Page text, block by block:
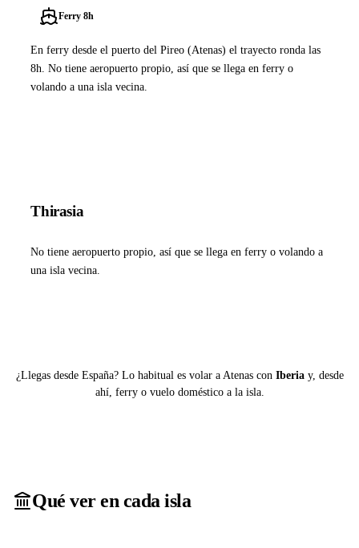
Ferry 8h
En ferry desde el puerto del Pireo (Atenas) el trayecto ronda las
8h. No tiene aeropuerto propio, así que se llega en ferry o
volando a una isla vecina.
Thirasia
No tiene aeropuerto propio, así que se llega en ferry o volando a
una isla vecina.
¿Llegas desde España? Lo habitual es volar a Atenas con Iberiay, desde
ahí, ferry o vuelo doméstico a la isla.
Qué ver en cada isla